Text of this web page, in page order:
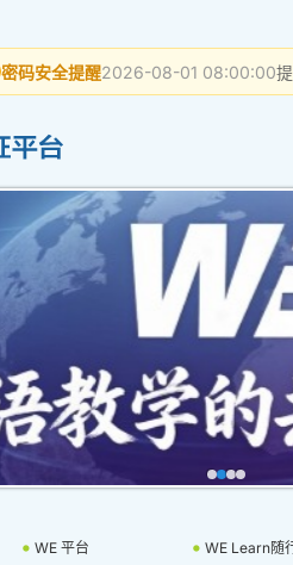
密码安全提醒2026-08-01 08:00:00
WE 平台 WE Learn随